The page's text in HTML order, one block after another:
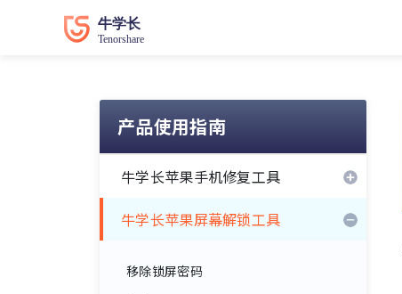
产品使用指南
牛学长苹果手机修复工具
牛学长苹果屏幕解锁工具
移除锁屏密码